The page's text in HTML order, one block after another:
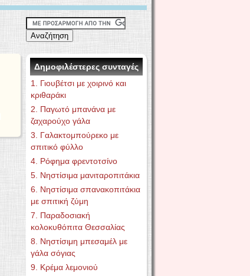
Δημοφιλέστερες συνταγές
1. Γιουβέτσι με χοιρινό και
κριθαράκι
2. Παγωτό μπανάνα με
ζαχαρούχο γάλα
3. Γαλακτομπούρεκο με
σπιτικό φύλλο
4. Ρόφημα φρεντοτσίνο
5. Νηστίσιμα μανιταροπιτάκια
6. Νηστίσιμα σπανακοπιτάκια
με σπιτική ζύμη
7. Παραδοσιακή
κολοκυθόπιτα Θεσσαλίας
8. Νηστίσιμη μπεσαμέλ με
γάλα σόγιας
9. Κρέμα λεμονιού